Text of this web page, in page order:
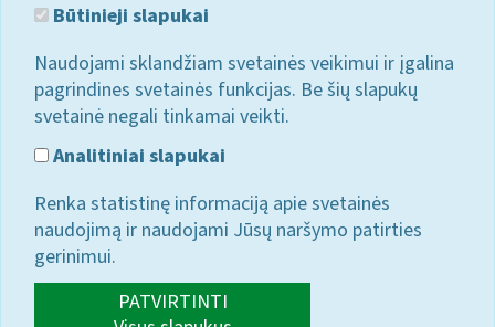
Būtinieji slapukai
Naudojami sklandžiam svetainės veikimui ir įgalina
pagrindines svetainės funkcijas. Be šių slapukų
svetainė negali tinkamai veikti.
Analitiniai slapukai
Renka statistinę informaciją apie svetainės
naudojimą ir naudojami Jūsų naršymo patirties
gerinimui.
PATVIRTINTI